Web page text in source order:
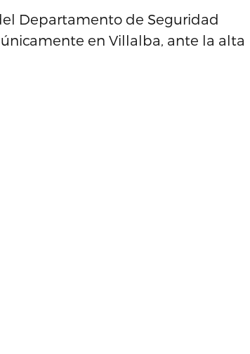
Departamento de Seguridad
en Villalba, ante la alta